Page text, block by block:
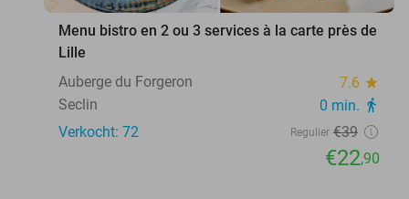
Menu bistro en 2 ou 3 services à la carte près de
Lille
Auberge du Forgeron
7.6 star
Seclin 0 min. directions_walk
Verkocht: 72 Regulier €39
€22,90